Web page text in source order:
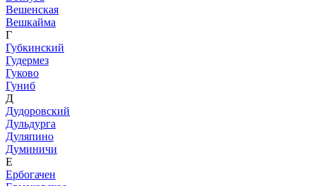
Вешенская
Вешкайма
Г
Губкинский
Гудермез
Гуково
Гуниб
Д
Дудоровский
Дульдурга
Дуляпино
Думиничи
Е
Ербогачен